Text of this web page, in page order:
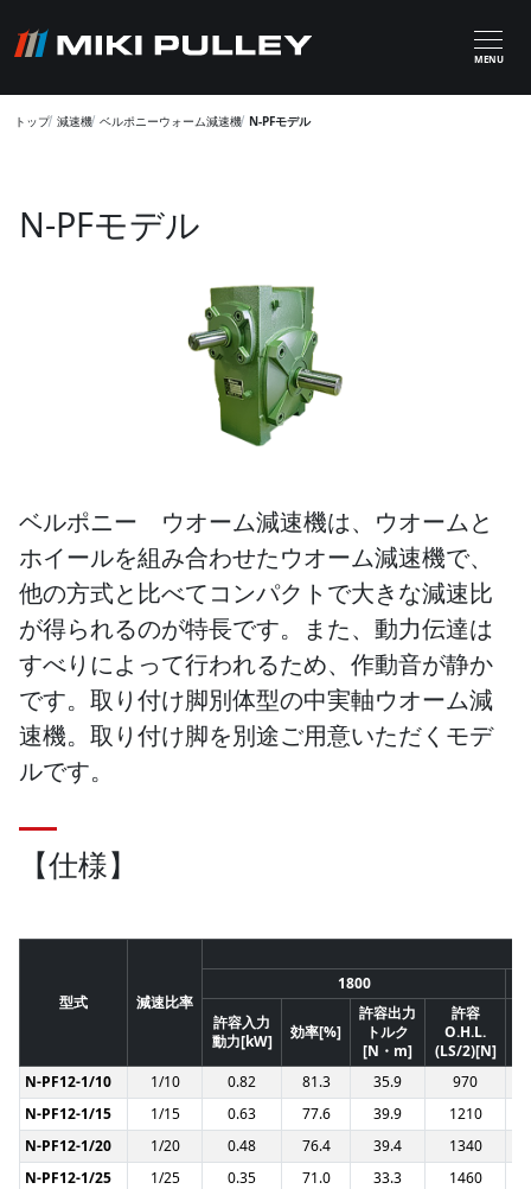
MENU
トップ 減速機 ベルポニーウォーム減速機 N-PFモデル
N-PFモデル
ベルポニー ウオーム減速機は、ウオームと
ホイールを組み合わせたウオーム減速機で、
他の方式と比べてコンパクトで大きな減速比
が得られるのが特長です。また、動力伝達は
すべりによって行われるため、作動音が静か
です。取り付け脚別体型の中実軸ウオーム減
速機。取り付け脚を別途ご用意いただくモデ
ルです。
【仕様】
型式 減速比率
1800
許容入力
動力[kW]
効率[%]
許容出力
トルク
[N・m]
許容
O.H.L.
(LS/2)[N]
N-PF12-1/10
1/10 0.82 81.3 35.9
970
N-PF12-1/15
1/15 0.63 77.6 39.9
1210
N-PF12-1/20
1/20 0.48 76.4 39.4
1340
N-PF12-1/25
1/25 0.35 71.0 33.3
1460